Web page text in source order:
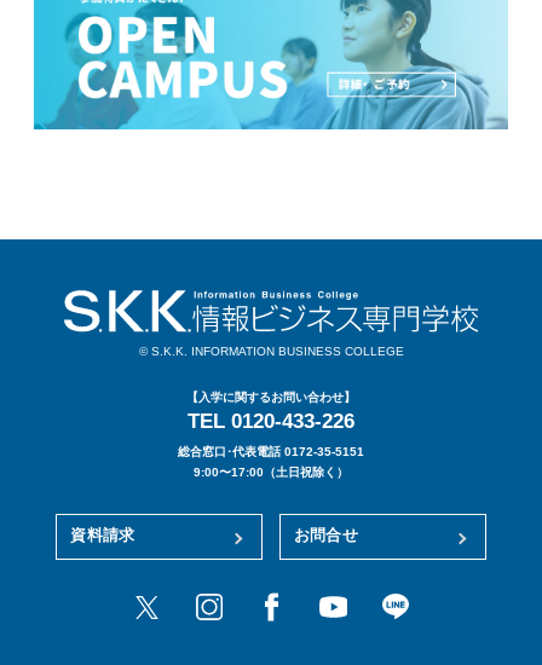
© S.K.K. INFORMATION BUSINESS COLLEGE
【入学に関するお問い合わせ】
TEL 0120-433-226
総合窓口･代表電話 0172-35-5151
9:00〜17:00（土日祝除く）
資料請求 お問合せ